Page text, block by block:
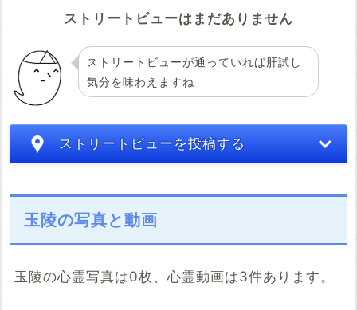
ストリートビューはまだありません
ストリートビューが通っていれば肝試し
気分を味わえますね
ストリートビューを投稿する
玉陵の写真と動画
玉陵の心霊写真は0枚、心霊動画は3件あります。